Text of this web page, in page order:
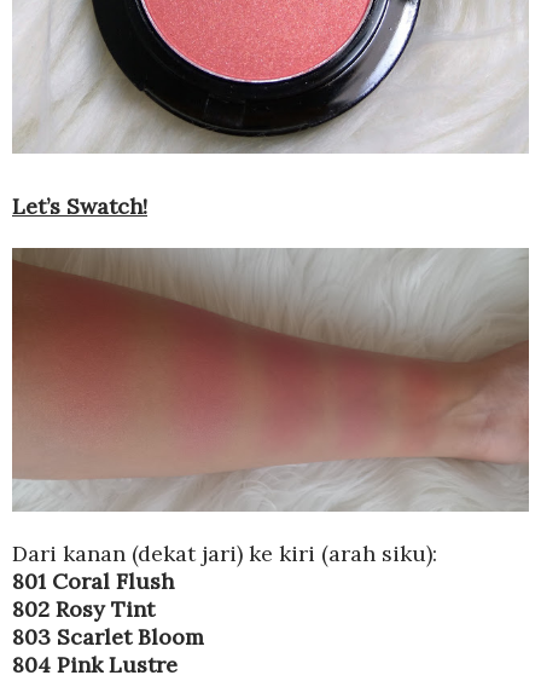
Let’s Swatch!
Dari kanan (dekat jari) ke kiri (arah siku):
801 Coral Flush
802 Rosy Tint
803 Scarlet Bloom
804 Pink Lustre